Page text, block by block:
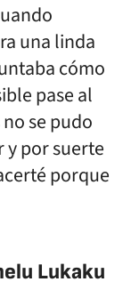
una linda
cómo
pase al
se pudo
y por suerte
porque
Lukaku